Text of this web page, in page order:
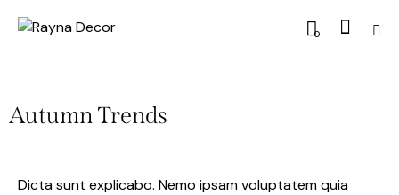
0
Autumn Trends
Dicta sunt explicabo. Nemo ipsam voluptatem quia